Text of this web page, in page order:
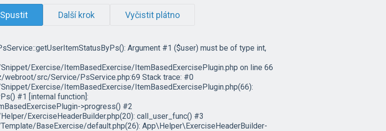
Spustit Další krok Vyčistit plátno
Argument #1 ($user) must be of type int,
Exercise/ItemBasedExercise/ItemBasedExercisePlugin.php on line 66
src/Service/PsService.php:69 Stack trace: #0
Exercise/ItemBasedExercise/ItemBasedExercisePlugin.php(66):
#1 [internal function]:
>progress() #2
ExerciseHeaderBuilder.php(20): call_user_func() #3
BaseExercise/default.php(26): App\Helper\ExerciseHeaderBuilder-